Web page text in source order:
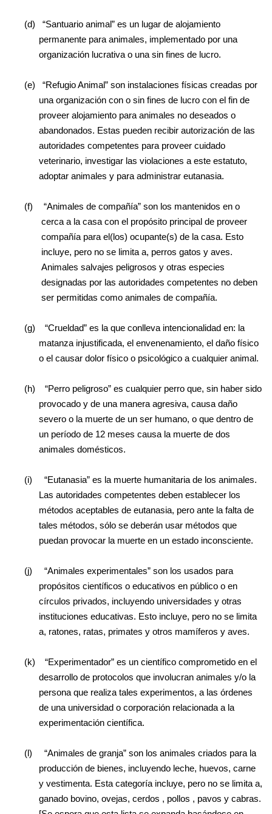
(d)
“Santuario animal” es un lugar de alojamiento
permanente para animales, implementado por una
organización lucrativa o una sin fines de lucro.
(e)
“Refugio Animal” son instalaciones físicas creadas por
una organización con o sin fines de lucro con el fin de
proveer alojamiento para animales no deseados o
abandonados. Estas pueden recibir autorización de las
autoridades competentes para proveer cuidado
veterinario, investigar las violaciones a este estatuto,
adoptar animales y para administrar eutanasia.
(f)
“Animales de compañía” son los mantenidos en o
cerca a la casa con el propósito principal de proveer
compañía para el(los) ocupante(s) de la casa. Esto
incluye, pero no se limita a, perros gatos y aves.
Animales salvajes peligrosos y otras especies
designadas por las autoridades competentes no deben
ser permitidas como animales de compañía.
(g)
“Crueldad” es la que conlleva intencionalidad en: la
matanza injustificada, el envenenamiento, el daño físico
o el causar dolor físico o psicológico a cualquier animal.
(h)
“Perro peligroso” es cualquier perro que, sin haber sido
provocado y de una manera agresiva, causa daño
severo o la muerte de un ser humano, o que dentro de
un período de 12 meses causa la muerte de dos
animales domésticos.
(i)
“Eutanasia” es la muerte humanitaria de los animales.
Las autoridades competentes deben establecer los
métodos aceptables de eutanasia, pero ante la falta de
tales métodos, sólo se deberán usar métodos que
puedan provocar la muerte en un estado inconsciente.
(j)
“Animales experimentales” son los usados para
propósitos científicos o educativos en público o en
círculos privados, incluyendo universidades y otras
instituciones educativas. Esto incluye, pero no se limita
a, ratones, ratas, primates y otros mamíferos y aves.
(k)
“Experimentador” es un científico comprometido en el
desarrollo de protocolos que involucran animales y/o la
persona que realiza tales experimentos, a las órdenes
de una universidad o corporación relacionada a la
experimentación científica.
(l)
“Animales de granja” son los animales criados para la
producción de bienes, incluyendo leche, huevos, carne
y vestimenta. Esta categoría incluye, pero no se limita a,
ganado bovino, ovejas, cerdos , pollos , pavos y cabras.